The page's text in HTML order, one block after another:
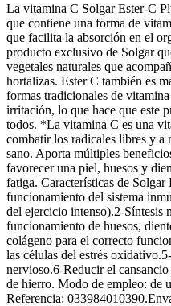
La vitamina C Solgar Ester-C
que contiene una forma de
que facilita la absorción en el
producto exclusivo de Solgar
vegetales naturales que
hortalizas. Ester C también es
formas tradicionales de
irritación, lo que hace que este
todos. *La vitamina C es una
combatir los radicales libres y a
sano. Aporta múltiples
favorecer una piel, huesos y
fatiga. Características de
funcionamiento del sistema
del ejercicio intenso).2-Síntesis
funcionamiento de huesos,
colágeno para el correcto
las células del estrés
nervioso.6-Reducir el
de hierro. Modo de empleo: de
Referencia: